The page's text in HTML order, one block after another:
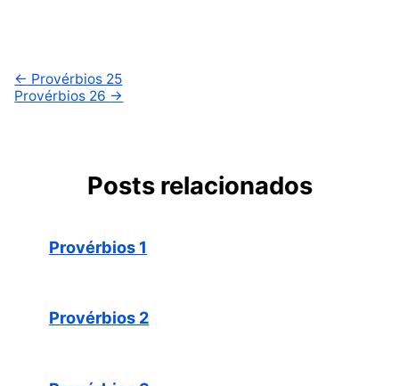
← Provérbios 25
Provérbios 26 →
Posts relacionados
Provérbios 1
Provérbios 2